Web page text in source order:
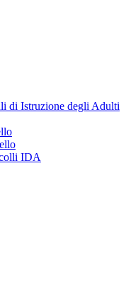
di Istruzione degli Adulti
IDA